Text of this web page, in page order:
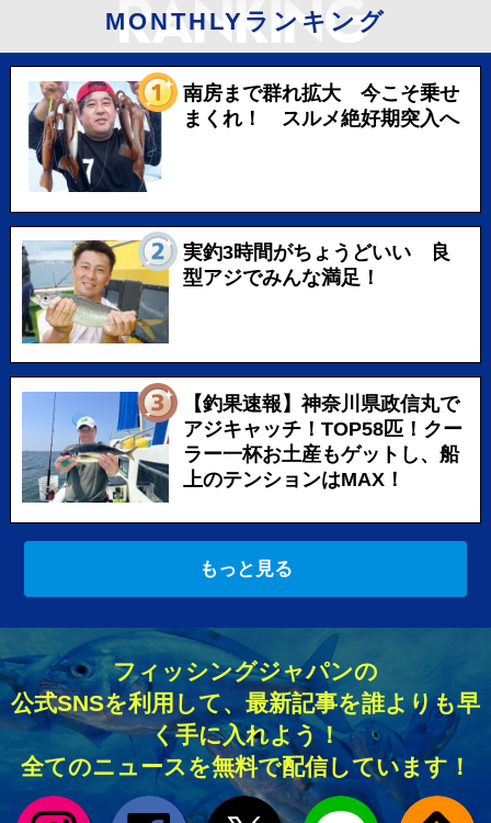
MONTHLYランキング
南房まで群れ拡大 今こそ乗せ
まくれ！ スルメ絶好期突入へ
実釣3時間がちょうどいい 良
型アジでみんな満足！
【釣果速報】神奈川県政信丸で
アジキャッチ！TOP58匹！クー
ラー一杯お土産もゲットし、船
上のテンションはMAX！
もっと見る
フィッシングジャパンの
公式SNSを利用して、最新記事を誰よりも早
く手に入れよう！
全てのニュースを無料で配信しています！